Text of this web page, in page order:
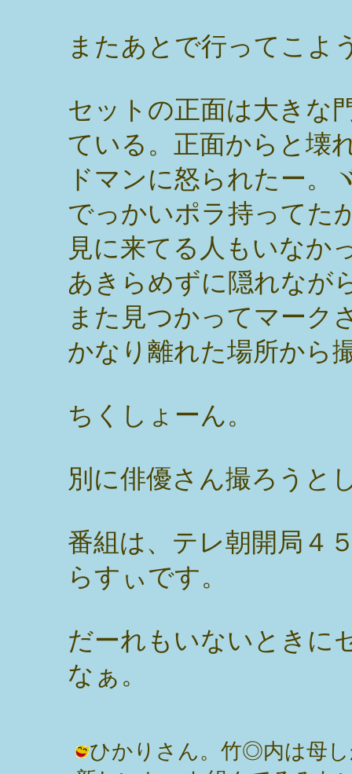
またあとで行ってこよ
セットの正面は大きな
ている。正面からと壊
ドマンに怒られたー。
でっかいポラ持ってた
見に来てる人もいなか
あきらめずに隠れなが
また見つかってマーク
かなり離れた場所から
ちくしょーん。
別に俳優さん撮ろうと
番組は、テレ朝開局４
らすぃです。
だーれもいないときに
なぁ。
ひかりさん。竹◎内は母